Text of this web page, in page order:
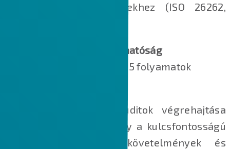
minősítési követelményekhez (ISO 26262,
Orvostechnikai alkalmazhatóság
Előre konfigurált ISO 13485 folyamatok
Belső és beszállítói auditok végrehajtása
annak biztosítására, hogy a kulcsfontosságú
vállalati folyamatok, követelmények és